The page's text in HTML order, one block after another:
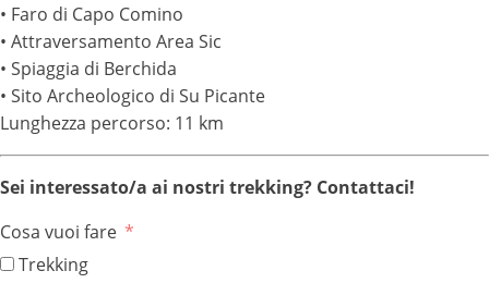
• Faro di Capo Comino
• Attraversamento Area Sic
• Spiaggia di Berchida
• Sito Archeologico di Su Picante
Lunghezza percorso: 11 km
Sei interessato/a ai nostri trekking? Contattaci!
Cosa vuoi fare
Trekking